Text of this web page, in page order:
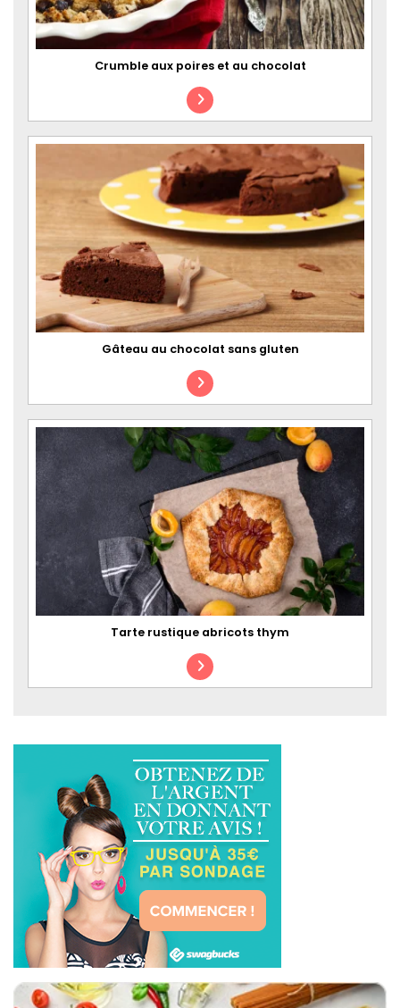
Crumble aux poires et au chocolat
Gâteau au chocolat sans gluten
Tarte rustique abricots thym